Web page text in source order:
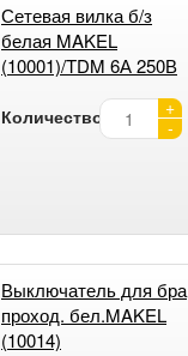
Сетевая вилка б/з
белая MAKEL
(10001)/TDM 6А 250В
Количество:
+
-
Выключатель для бра
проход. бел.MAKEL
(10014)